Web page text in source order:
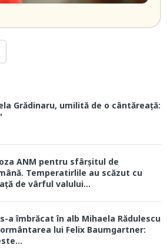
Grădinaru, umilită de o cântăreață:
ANM pentru sfârșitul de
Temperatirlile au scăzut cu
de vârful valului...
a îmbrăcat în alb Mihaela Rădulescu
lui Felix Baumgartner: